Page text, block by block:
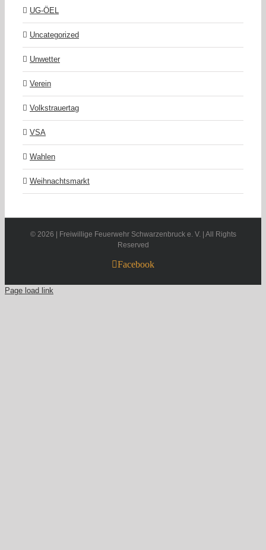
UG-ÖEL
Uncategorized
Unwetter
Verein
Volkstrauertag
VSA
Wahlen
Weihnachtsmarkt
© 2026 | Freiwillige Feuerwehr Schwarzenbruck e. V. | All Rights
Reserved
Facebook
Page load link